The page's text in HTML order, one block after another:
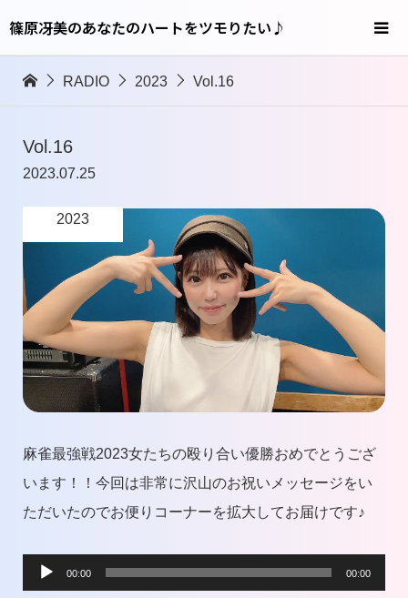
篠原冴美のあなたのハートをツモりたい♪
RADIO 2023 Vol.16
Vol.16
2023.07.25
2023
麻雀最強戦2023女たちの殴り合い優勝おめでとうござ
います！！今回は非常に沢山のお祝いメッセージをい
ただいたのでお便りコーナーを拡大してお届けです♪
00:00 00:00